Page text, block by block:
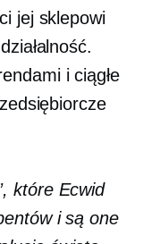
jej sklepowi
i ciągłe
które Ecwid
i są one